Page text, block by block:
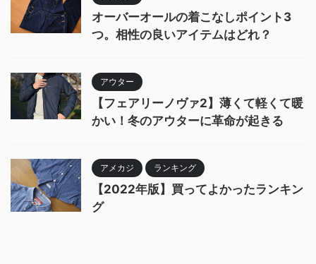
オーバーオールの着こなしポイント3
つ。相性の良いアイテムはどれ？
アウター
【フェアリーノヴァ2】薄くて軽くて暖
かい！冬のアウターに革命が起きる
アメカジ ランキング
【2022年版】買ってよかったランキン
グ